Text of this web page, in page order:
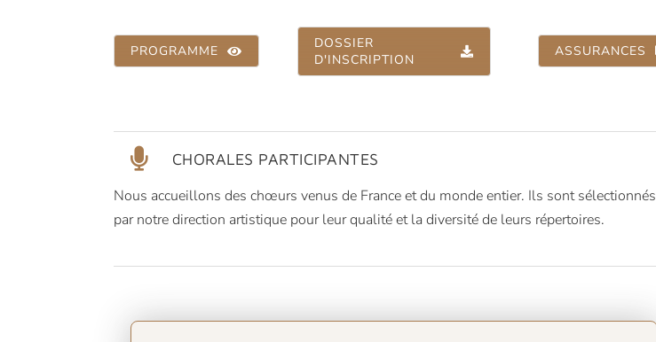
PROGRAMME
DOSSIER
D'INSCRIPTION
ASSURANCES
CHORALES PARTICIPANTES
Nous accueillons des chœurs venus de France et du monde entier. Ils sont sélectionnés
par notre direction artistique pour leur qualité et la diversité de leurs répertoires.